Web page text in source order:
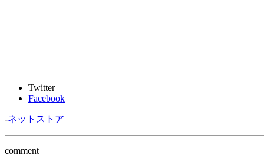
Twitter
Facebook
-ネットストア
comment